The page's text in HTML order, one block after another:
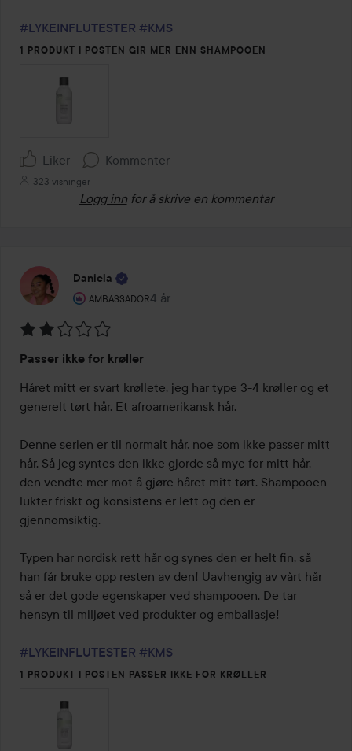
#LYKEINFLUTESTER #KMS
1 PRODUKT I POSTEN GIR MER ENN SHAMPOOEN
Liker Kommenter
323 visninger
Logg inn for å skrive en kommentar
Daniela
AMBASSADOR
Brukerens rolle: Ambassador.
4 år
Innlegget ble opprettet 4 år
2
av
5
Passer ikke for krøller
Håret mitt er svart krøllete, jeg har type 3-4 krøller og et
generelt tørt hår. Et afroamerikansk hår.
Denne serien er til normalt hår, noe som ikke passer mitt
hår. Så jeg syntes den ikke gjorde så mye for mitt hår,
den vendte mer mot å gjøre håret mitt tørt. Shampooen
lukter friskt og konsistens er lett og den er
gjennomsiktig.
Typen har nordisk rett hår og synes den er helt fin, så
han får bruke opp resten av den! Uavhengig av vårt hår
så er det gode egenskaper ved shampooen. De tar
hensyn til miljøet ved produkter og emballasje!
#LYKEINFLUTESTER #KMS
1 PRODUKT I POSTEN PASSER IKKE FOR KRØLLER